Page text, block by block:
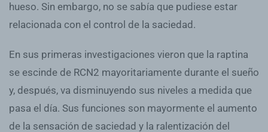
hueso. Sin embargo, no se sabía que pudiese estar
relacionada con el control de la saciedad.
En sus primeras investigaciones vieron que la raptina
se escinde de RCN2 mayoritariamente durante el sueño
y, después, va disminuyendo sus niveles a medida que
pasa el día. Sus funciones son mayormente el aumento
de la sensación de saciedad y la ralentización del